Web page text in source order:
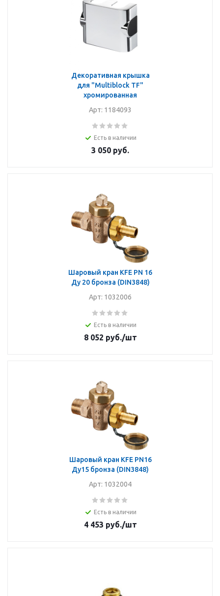
Декоративная крышка
для "Multiblock TF"
хромированная
Арт: 1184093
Есть в наличии
3 050 руб.
Шаровый кран KFE PN 16
Ду 20 бронза (DIN3848)
Арт: 1032006
Есть в наличии
8 052 руб./шт
Шаровый кран KFE PN16
Ду15 бронза (DIN3848)
Арт: 1032004
Есть в наличии
4 453 руб./шт